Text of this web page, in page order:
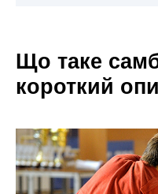
Що таке
короткий